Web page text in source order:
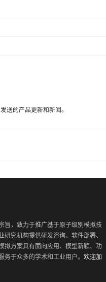
送的产品更新和新闻。
旨，致力于推广基于原子级别模拟技
究机构提供研发咨询、软件部署、
拟方案具有面向应用、模型新颖、功
于众多的学术和工业用户。 欢迎加